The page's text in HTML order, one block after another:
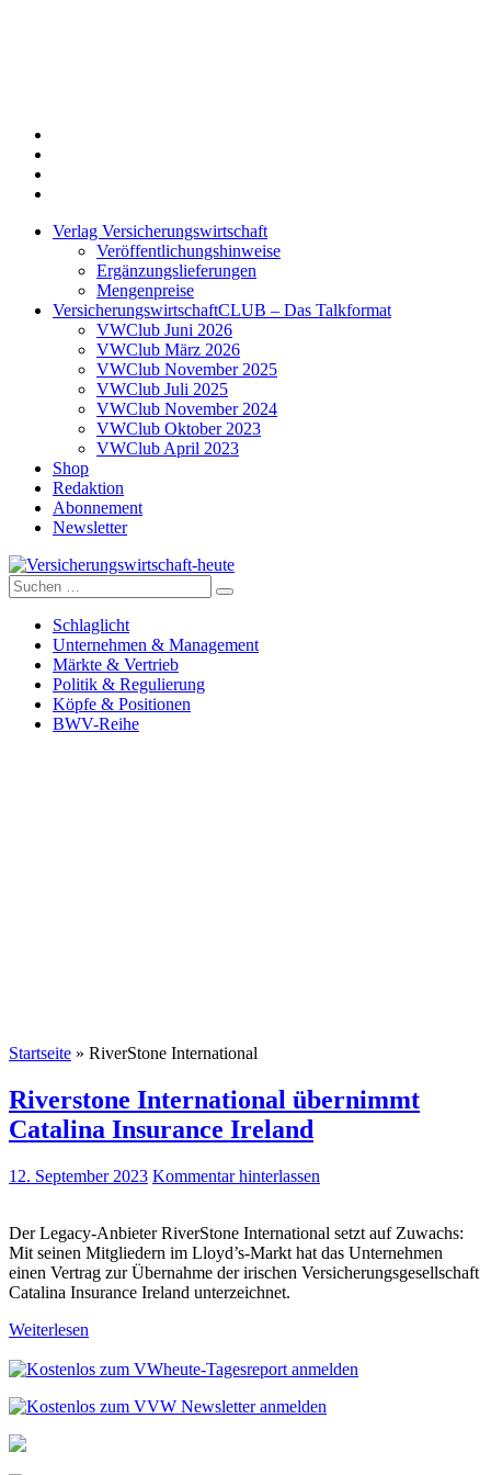
Verlag Versicherungswirtschaft
Veröffentlichungshinweise
Ergänzungslieferungen
Mengenpreise
VersicherungswirtschaftCLUB – Das Talkformat
VWClub Juni 2026
VWClub März 2026
VWClub November 2025
VWClub Juli 2025
VWClub November 2024
VWClub Oktober 2023
VWClub April 2023
Shop
Redaktion
Abonnement
Newsletter
Versicherungswirtschaft-heute
Suche
nach:
Schlaglicht
Unternehmen & Management
Märkte & Vertrieb
Politik & Regulierung
Köpfe & Positionen
BWV-Reihe
Startseite » RiverStone International
Riverstone International übernimmt
Catalina Insurance Ireland
12. September 2023 Kommentar hinterlassen
Der Legacy-Anbieter RiverStone International setzt auf Zuwachs:
Mit seinen Mitgliedern im Lloyd’s-Markt hat das Unternehmen
einen Vertrag zur Übernahme der irischen Versicherungsgesellschaft
Catalina Insurance Ireland unterzeichnet.
Weiterlesen